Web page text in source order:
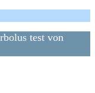
test von